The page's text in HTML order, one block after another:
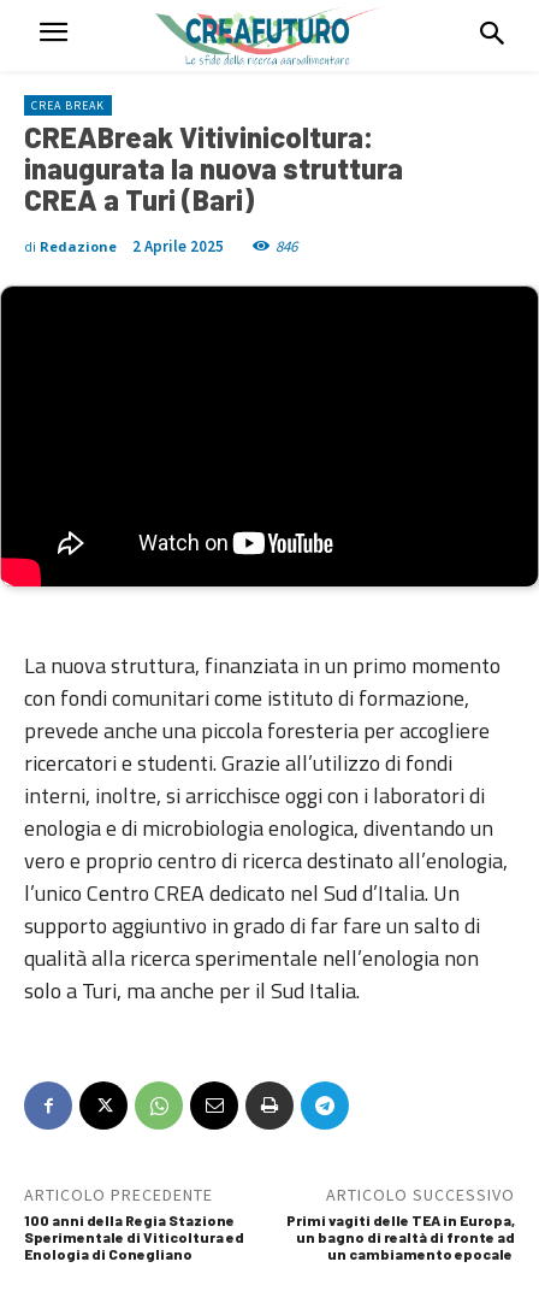
CREA BREAK
CREABreak Vitivinicoltura:
inaugurata la nuova struttura
CREA a Turi (Bari)
di Redazione 2 Aprile 2025 846
La nuova struttura, finanziata in un primo momento
con fondi comunitari come istituto di formazione,
prevede anche una piccola foresteria per accogliere
ricercatori e studenti. Grazie all’utilizzo di fondi
interni, inoltre, si arricchisce oggi con i laboratori di
enologia e di microbiologia enologica, diventando un
vero e proprio centro di ricerca destinato all’enologia,
l’unico Centro CREA dedicato nel Sud d’Italia. Un
supporto aggiuntivo in grado di far fare un salto di
qualità alla ricerca sperimentale nell’enologia non
solo a Turi, ma anche per il Sud Italia.
ARTICOLO PRECEDENTE
100 anni della Regia Stazione
Sperimentale di Viticoltura ed
Enologia di Conegliano
ARTICOLO SUCCESSIVO
Primi vagiti delle TEA in Europa,
un bagno di realtà di fronte ad
un cambiamento epocale